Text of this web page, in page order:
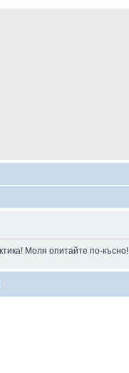
Моля опитайте по-късно!